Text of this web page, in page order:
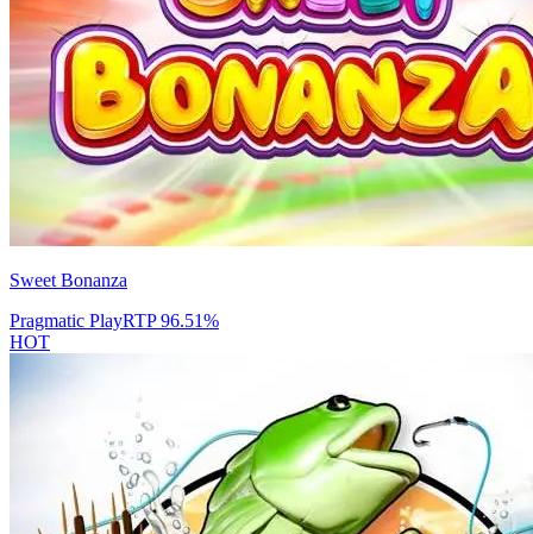
Sweet Bonanza
Pragmatic PlayRTP96.51%
HOT